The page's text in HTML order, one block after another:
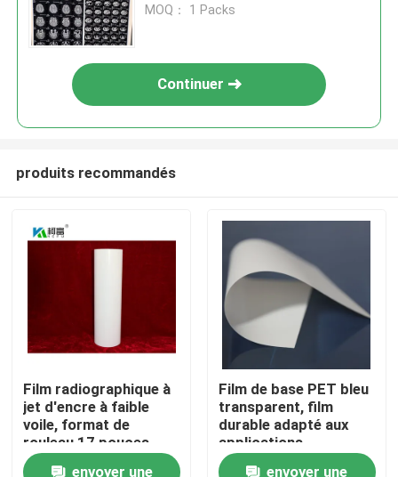
Aperçu
Produits
A propos de nous
microns
MOQ： 1 Packs
Continuer
produits recommandés
Film radiographique à
jet d'encre à faible
voile, format de
rouleau 17 pouces,
rouleau de 100
envoyer une
Film de base PET bleu
transparent, film
durable adapté aux
applications
d'emballage industriel
envoyer une